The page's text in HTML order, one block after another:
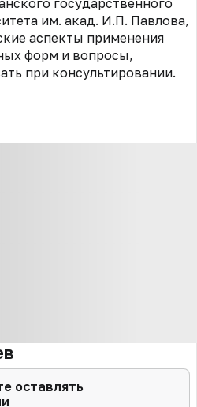
государственного
им. акад. И.П. Павлова,
аспекты применения
форм и вопросы,
при консультировании.
оставлять